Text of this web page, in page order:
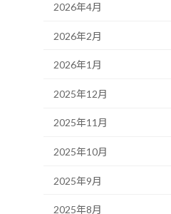
2026年4月
2026年2月
2026年1月
2025年12月
2025年11月
2025年10月
2025年9月
2025年8月